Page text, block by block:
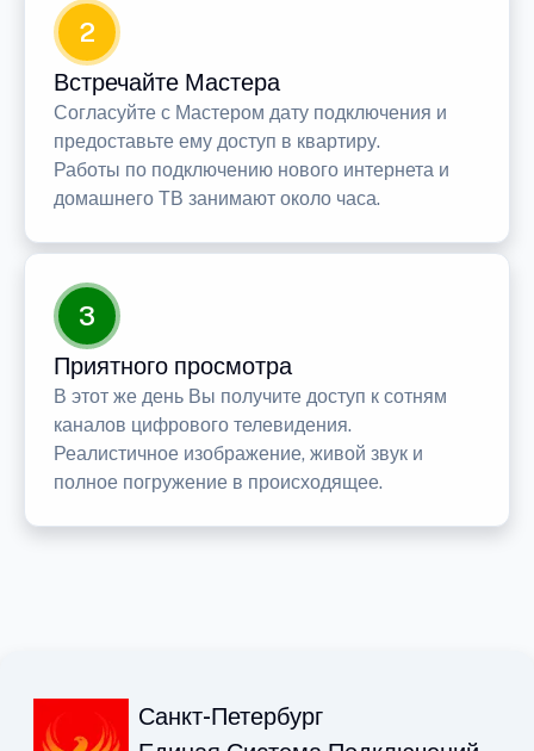
2
Встречайте Мастера
Согласуйте с Мастером дату подключения и
предоставьте ему доступ в квартиру.
Работы по подключению нового интернета и
домашнего ТВ занимают около часа.
3
Приятного просмотра
В этот же день Вы получите доступ к сотням
каналов цифрового телевидения.
Реалистичное изображение, живой звук и
полное погружение в происходящее.
Санкт-Петербург